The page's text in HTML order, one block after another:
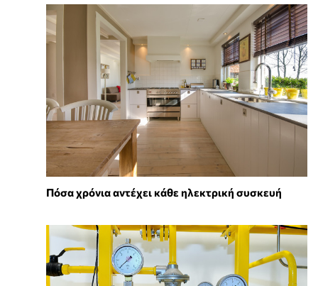
Πόσα χρόνια αντέχει κάθε ηλεκτρική συσκευή